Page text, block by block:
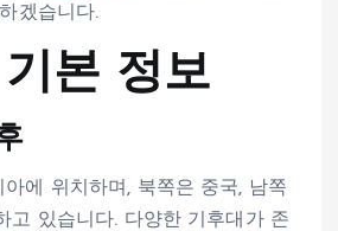
겠습니다.
본 정보
에 위치하며, 북쪽은 중국, 남쪽
고 있습니다. 다양한 기후대가 존